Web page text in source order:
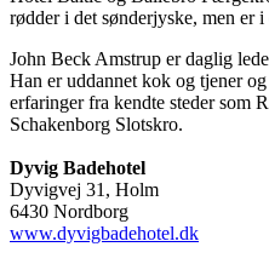
rødder i det sønderjyske, men er
John Beck Amstrup er daglig
Han er uddannet kok og tjener
erfaringer fra kendte steder som
Schakenborg Slotskro.
Dyvig Badehotel
Dyvigvej 31, Holm
6430 Nordborg
www.dyvigbadehotel.dk